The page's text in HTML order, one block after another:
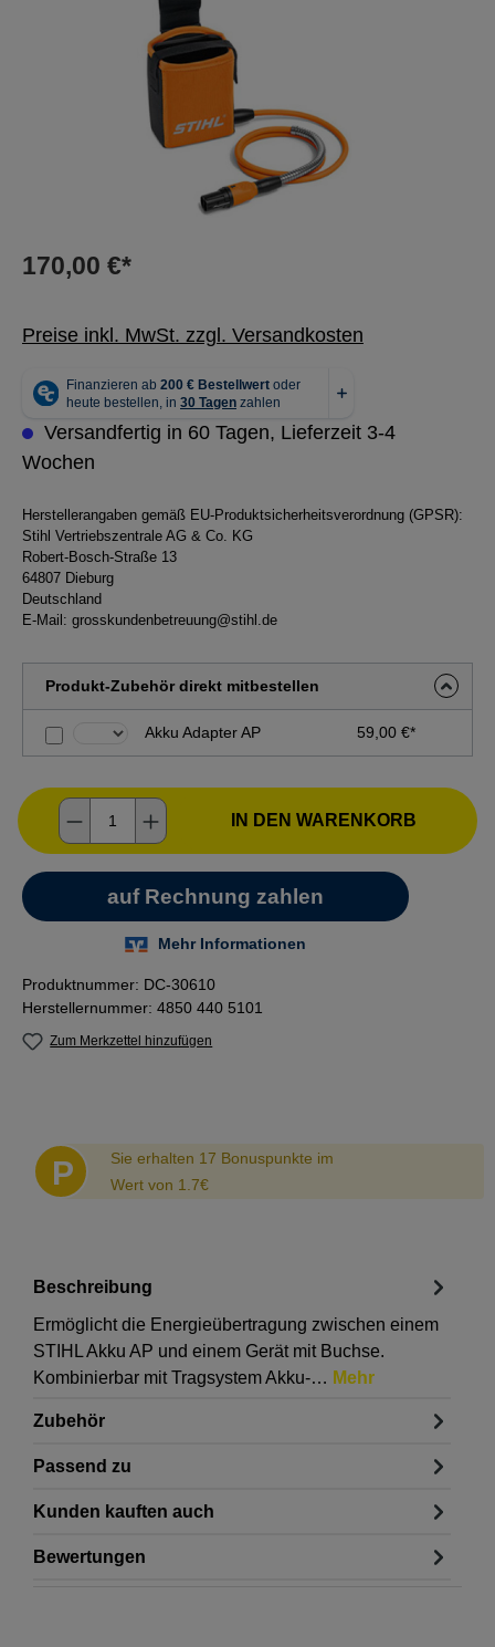
170,00 €*
Preise inkl. MwSt. zzgl. Versandkosten
Versandfertig in 60 Tagen, Lieferzeit 3-4
Wochen
Herstellerangaben gemäß EU-Produktsicherheitsverordnung (GPSR):
Stihl Vertriebszentrale AG & Co. KG
Robert-Bosch-Straße 13
64807 Dieburg
Deutschland
E-Mail: grosskundenbetreuung@stihl.de
Produkt-Zubehör direkt mitbestellen
Akku Adapter AP 59,00 €*
Produkt Anzahl: Gib den gewünschten
IN DEN WARENKORB
Produktnummer: DC-30610
Herstellernummer: 4850 440 5101
Zum Merkzettel hinzufügen
P
Sie erhalten 17 Bonuspunkte im
Wert von 1.7€
Beschreibung
Ermöglicht die Energieübertragung zwischen einem
STIHL Akku AP und einem Gerät mit Buchse.
Kombinierbar mit Tragsystem Akku-… Mehr
Zubehör
Passend zu
Kunden kauften auch
Bewertungen